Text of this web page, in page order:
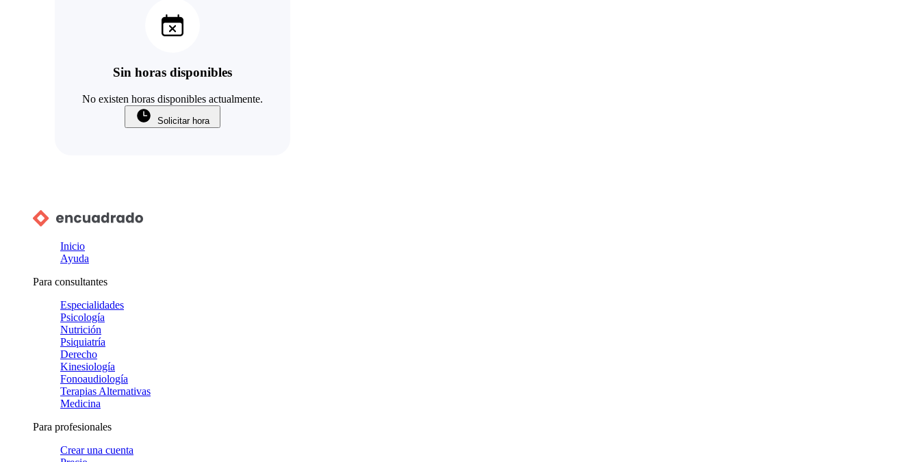
Sin horas disponibles
No existen horas disponibles actualmente.
Solicitar hora
Inicio
Ayuda
Para consultantes
Especialidades
Psicología
Nutrición
Psiquiatría
Derecho
Kinesiología
Fonoaudiología
Terapias Alternativas
Medicina
Para profesionales
Crear una cuenta